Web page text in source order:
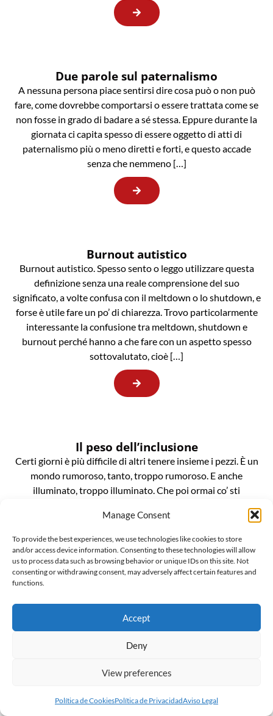
Manage Consent
To provide the best experiences, we use technologies like cookies to store
and/or access device information. Consenting to these technologies will allow
us to process data such as browsing behavior or unique IDs on this site. Not
consenting or withdrawing consent, may adversely affect certain features and
functions.
Accept
Deny
View preferences
Política de CookiesPolítica de PrivacidadAviso Legal
Due parole sul paternalismo
A nessuna persona piace sentirsi dire cosa può o non può
fare, come dovrebbe comportarsi o essere trattata come se
non fosse in grado di badare a sé stessa. Eppure durante la
giornata ci capita spesso di essere oggetto di atti di
paternalismo più o meno diretti e forti, e questo accade
senza che nemmeno […]
Burnout autistico
Burnout autistico. Spesso sento o leggo utilizzare questa
definizione senza una reale comprensione del suo
significato, a volte confusa con il meltdown o lo shutdown, e
forse è utile fare un po’ di chiarezza. Trovo particolarmente
interessante la confusione tra meltdown, shutdown e
burnout perché hanno a che fare con un aspetto spesso
sottovalutato, cioè […]
Il peso dell’inclusione
Certi giorni è più difficile di altri tenere insieme i pezzi. È un
mondo rumoroso, tanto, troppo rumoroso. E anche
illuminato, troppo illuminato. Che poi ormai co’ sti
occhi come spilli, basta guardare una vetrina e ti ritrovi con
le cornee bruciate. È un casino da […]
L’invenzionde della “gender ideology”
Bear, compagna di scuola di Peppa pig, ha raccontato alle
compagne e ai compagni di classe di avere due mamme. E
gender”. Ma voglio darvi una notizia ancora più